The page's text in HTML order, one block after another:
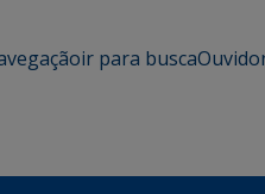
ir para busca